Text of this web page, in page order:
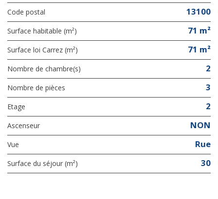
Code postal 13100
Surface habitable (m²) 71 m²
Surface loi Carrez (m²) 71 m²
Nombre de chambre(s) 2
Nombre de pièces 3
Etage 2
Ascenseur NON
Vue Rue
Surface du séjour (m²) 30